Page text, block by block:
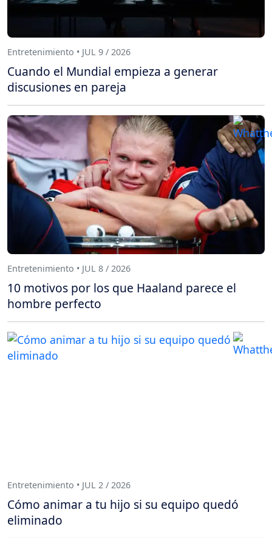
Entretenimiento • JUL 9 / 2026
Cuando el Mundial empieza a generar
discusiones en pareja
Entretenimiento • JUL 8 / 2026
10 motivos por los que Haaland parece el
hombre perfecto
Entretenimiento • JUL 2 / 2026
Cómo animar a tu hijo si su equipo quedó
eliminado